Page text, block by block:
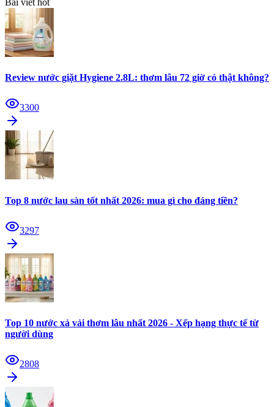
Review nước giặt Hygiene 2.8L: thơm lâu 72 giờ có thật không?
3300
Top 8 nước lau sàn tốt nhất 2026: mua gì cho đáng tiền?
3297
Top 10 nước xả vải thơm lâu nhất 2026 - Xếp hạng thực tế từ
người dùng
2808